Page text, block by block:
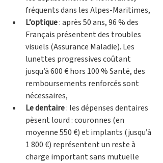
fréquents dans les Alpes-Maritimes,
L’optique : après 50 ans, 96 % des
Français présentent des troubles
visuels (Assurance Maladie). Les
lunettes progressives coûtant
jusqu’à 600 € hors 100 % Santé, des
remboursements renforcés sont
nécessaires,
Le dentaire : les dépenses dentaires
pèsent lourd : couronnes (en
moyenne 550 €) et implants (jusqu’à
1 800 €) représentent un reste à
charge important sans mutuelle